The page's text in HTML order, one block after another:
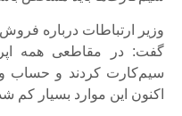
وزیر ارتباطات درباره
گفت: در مقاطعی همه
سیم‌کارت کردند و حساب
اکنون این موارد بسیار کم